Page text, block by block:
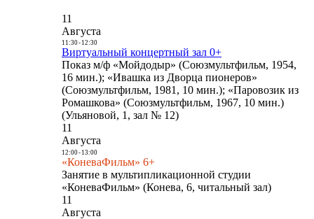
11
Августа
11:30- 12:30
Виртуальный концертный зал 0+
Показ м/ф «Мойдодыр» (Союзмультфильм, 1954,
16 мин.); «Ивашка из Дворца пионеров»
(Союзмультфильм, 1981, 10 мин.); «Паровозик из
Ромашкова» (Союзмультфильм, 1967, 10 мин.)
(Ульяновой, 1, зал № 12)
11
Августа
12:00- 13:00
«КоневаФильм» 6+
Занятие в мультипликационной студии
«КоневаФильм» (Конева, 6, читальный зал)
11
Августа